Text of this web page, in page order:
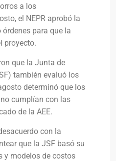
a los
el NEPR aprobó la
para que la
proyecto.
que la Junta de
también evaluó los
determinó que los
cumplían con las
de la AEE.
con la
que la JSF basó su
y modelos de costos